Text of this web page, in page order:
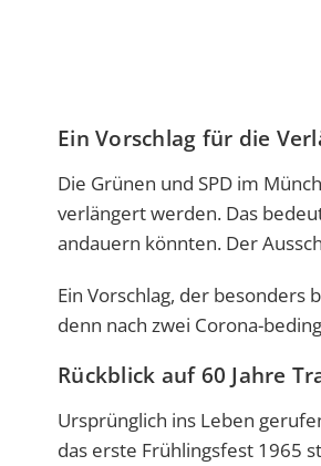
Ein Vorschlag für die
Die Grünen und SPD im
verlängert werden. Das
andauern könnten. Der
Ein Vorschlag, der
denn nach zwei Corona-
Rückblick auf 60 Jahre
Ursprünglich ins Leben
das erste Frühlingsfest 1965